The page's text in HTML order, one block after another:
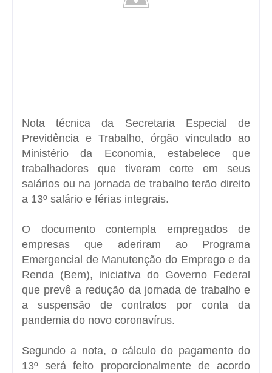
Nota técnica da Secretaria Especial de
Previdência e Trabalho, órgão vinculado ao
Ministério da Economia, estabelece que
trabalhadores que tiveram corte em seus
salários ou na jornada de trabalho terão direito
a 13º salário e férias integrais.
O documento contempla empregados de
empresas que aderiram ao Programa
Emergencial de Manutenção do Emprego e da
Renda (Bem), iniciativa do Governo Federal
que prevê a redução da jornada de trabalho e
a suspensão de contratos por conta da
pandemia do novo coronavírus.
Segundo a nota, o cálculo do pagamento do
13º será feito proporcionalmente de acordo